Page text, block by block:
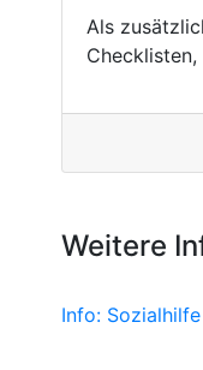
Als
Weitere
Info: Sozialhilfe